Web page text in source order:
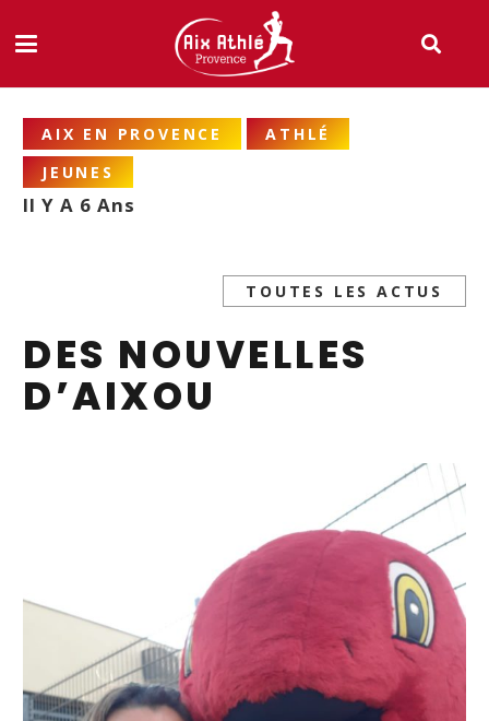
AIX EN PROVENCE
ATHLÉ
JEUNES
Il Y A 6 Ans
TOUTES LES ACTUS
DES NOUVELLES
D’AIXOU